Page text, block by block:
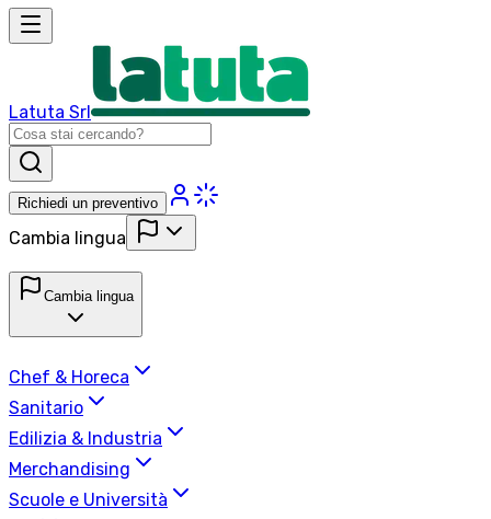
Latuta Srl
Richiedi un preventivo
Cambia lingua
Cambia lingua
Chef & Horeca
Sanitario
Edilizia & Industria
Merchandising
Scuole e Università